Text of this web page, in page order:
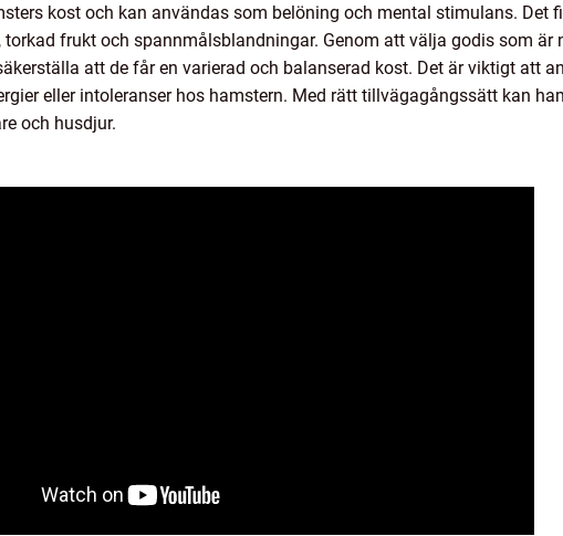
kost och kan användas som belöning och mental stimulans. Det
frukt och spannmålsblandningar. Genom att välja godis som är
att de får en varierad och balanserad kost. Det är viktigt att
eller intoleranser hos hamstern. Med rätt tillvägagångssätt kan
och husdjur.